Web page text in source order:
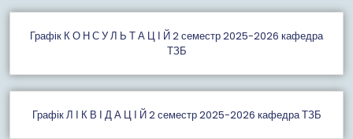
Графiк К О Н С У Л Ь Т А Ц І Й 2 семестр 2025-2026 кафедра
ТЗБ
Графік Л І К В І Д А Ц І Й 2 семестр 2025-2026 кафедра ТЗБ